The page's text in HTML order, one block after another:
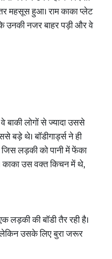
महसूस हुआ। राम काका प्लेट
उनकी नजर बाहर पड़ी और वे
बाकी लोगों से ज्यादा उससे
बड़े थे। बॉडीगार्ड्स ने ही
लड़की को पानी में फेंका
काका उस वक्त किचन में थे,
लड़की की बॉडी तैर रही है।
लेकिन उसके लिए बुरा जरूर